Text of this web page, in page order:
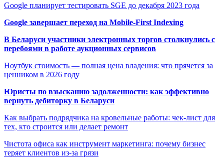
Google планирует тестировать SGE до декабря 2023 года
Google завершает переход на Mobile-First Indexing
В Беларуси участники электронных торгов столкнулись с
перебоями в работе аукционных сервисов
Ноутбук стоимость — полная цена владения: что прячется за
ценником в 2026 году
Юристы по взысканию задолженности: как эффективно
вернуть дебиторку в Беларуси
Как выбрать подрядчика на кровельные работы: чек-лист для
тех, кто строится или делает ремонт
Чистота офиса как инструмент маркетинга: почему бизнес
теряет клиентов из-за грязи